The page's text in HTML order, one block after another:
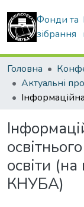
Фонди та
зібрання
Головна
освіти (на
КНУБА)